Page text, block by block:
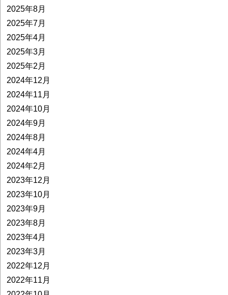
2025年8月
2025年7月
2025年4月
2025年3月
2025年2月
2024年12月
2024年11月
2024年10月
2024年9月
2024年8月
2024年4月
2024年2月
2023年12月
2023年10月
2023年9月
2023年8月
2023年4月
2023年3月
2022年12月
2022年11月